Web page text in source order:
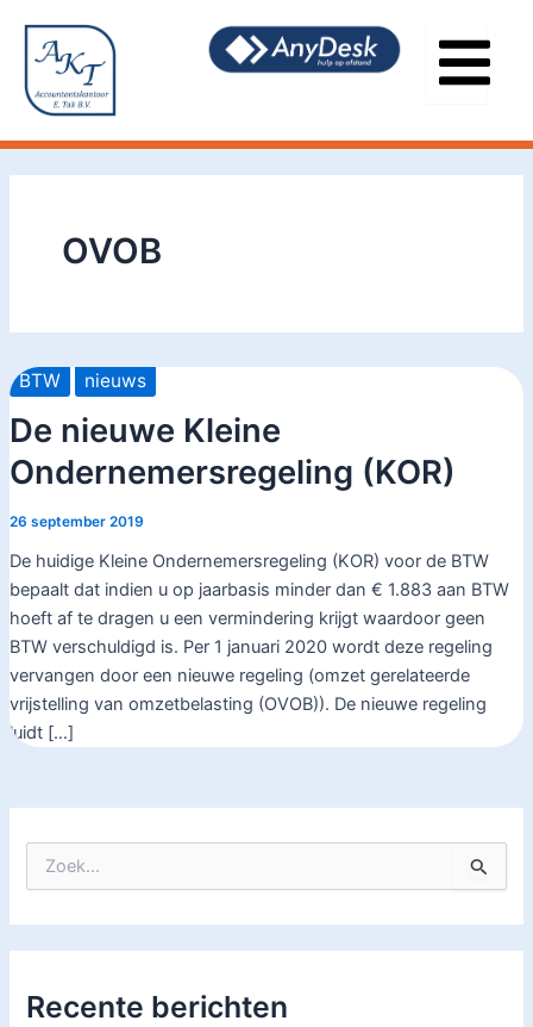
inhoud
o
a
Recente berichten
OVOB
BTW nieuws
De nieuwe Kleine
Ondernemersregeling (KOR)
26 september 2019
De huidige Kleine Ondernemersregeling (KOR) voor de BTW
bepaalt dat indien u op jaarbasis minder dan € 1.883 aan BTW
hoeft af te dragen u een vermindering krijgt waardoor geen
BTW verschuldigd is. Per 1 januari 2020 wordt deze regeling
vervangen door een nieuwe regeling (omzet gerelateerde
vrijstelling van omzetbelasting (OVOB)). De nieuwe regeling
luidt […]